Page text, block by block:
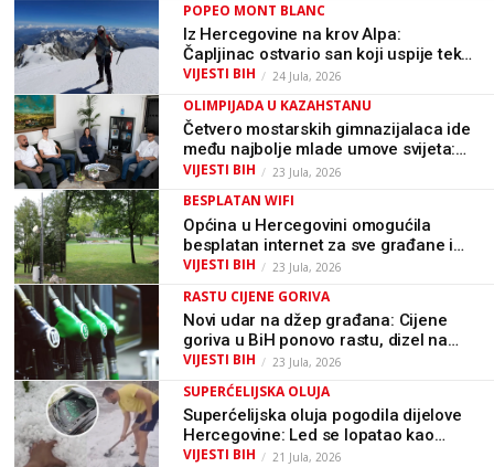
POPEO MONT BLANC
Iz Hercegovine na krov Alpa:
Čapljinac ostvario san koji uspije tek
najspremnijima
VIJESTI BIH 24 Jula, 2026
OLIMPIJADA U KAZAHSTANU
Četvero mostarskih gimnazijalaca ide
među najbolje mlade umove svijeta:
Predstavljat će BiH na velikoj
VIJESTI BIH 23 Jula, 2026
BESPLATAN WIFI
Općina u Hercegovini omogućila
besplatan internet za sve građane i
posjetitelje na jednoj od
VIJESTI BIH 23 Jula, 2026
RASTU CIJENE GORIVA
Novi udar na džep građana: Cijene
goriva u BiH ponovo rastu, dizel na
pojedinim pumpama premašio 3,30
VIJESTI BIH 23 Jula, 2026
SUPERĆELIJSKA OLUJA
Superćelijska oluja pogodila dijelove
Hercegovine: Led se lopatao kao
snijeg, nastale velike štete / VIDEO
VIJESTI BIH 21 Jula, 2026